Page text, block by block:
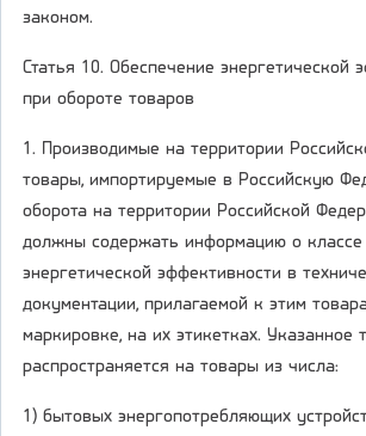
законом.
Статья 10. Обеспечение энергетической
при обороте товаров
1. Производимые на территории
товары, импортируемые в Российскую
оборота на территории Российской
должны содержать информацию о классе
энергетической эффективности в
документации, прилагаемой к этим
маркировке, на их этикетках. Указанное
распространяется на товары из числа:
1) бытовых энергопотребляющих